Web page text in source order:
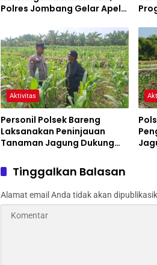
Polres Jombang Gelar Apel
Aktivitas
Personil Polsek Bareng
Laksanakan Peninjauan
Tanaman Jagung Dukung
Tinggalkan Balasan
Alamat email Anda tidak akan